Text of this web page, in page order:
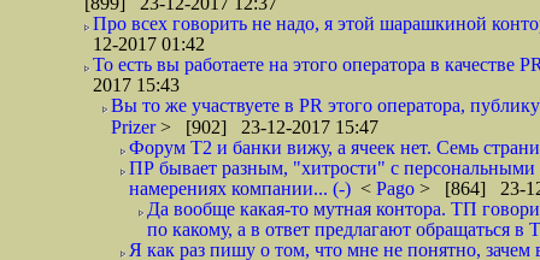
Про всех говорить не надо, я этой шарашкиной
12-2017 01:42
То есть вы работаете на этого оператора в качестве
2017 15:43
Вы то же участвуете в PR этого оператора,
Prizer> [902] 23-12-2017 15:47
Форум Т2 и банки вижу, а ячеек нет. Семь
ПР бывает разным, "хитрости" с персональными
намерениях компании... (-) < Pago > [864] 23-
Да вообще какая-то мутная контора. ТП
по какому, а в ответ предлагают обращаться
Я как раз пишу о том, что мне не понятно, зачем